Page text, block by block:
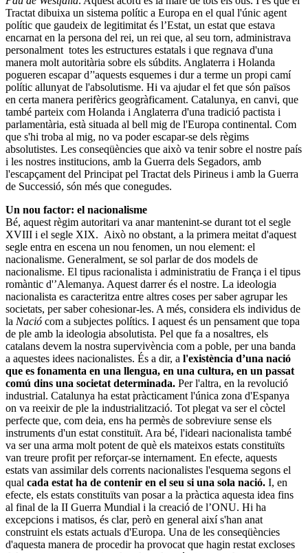
Tractat dibuixa un sistema polític a Europa en el qual l'únic agent
polític que gaudeix de legitimitat és l’Estat, un estat que estava
encarnat en la persona del rei, un rei que, al seu torn, administrava
personalment totes les estructures estatals i que regnava d'una
manera molt autoritària sobre els súbdits. Anglaterra i Holanda
pogueren escapar d’'aquests esquemes i dur a terme un propi camí
polític allunyat de l'absolutisme. Hi va ajudar el fet que són països
en certa manera perifèrics geogràficament. Catalunya, en canvi, que
també parteix com Holanda i Anglaterra d'una tradició pactista i
parlamentària, està situada al bell mig de l'Europa continental. Com
que s'hi troba al mig, no va poder escapar-se dels règims
absolutistes. Les conseqüències que això va tenir sobre el nostre país
i les nostres institucions, amb la Guerra dels Segadors, amb
l'escapçament del Principat pel Tractat dels Pirineus i amb la Guerra
de Successió, són més que conegudes.
Un nou factor: el nacionalisme
Bé, aquest règim autoritari va anar mantenint-se durant tot el segle
XVIII i el segle XIX. Això no obstant, a la primera meitat d'aquest
segle entra en escena un nou fenomen, un nou element: el
nacionalisme. Generalment, se sol parlar de dos models de
nacionalisme. El tipus racionalista i administratiu de França i el tipus
romàntic d'’Alemanya. Aquest darrer és el nostre. La ideologia
nacionalista es caracteritza entre altres coses per saber agrupar les
societats, per saber cohesionar-les. A més, considera els individus de
la Nació com a subjectes polítics. I aquest és un pensament que topa
de ple amb la ideologia absolutista. Pel que fa a nosaltres, els
catalans devem la nostra supervivència com a poble, per una banda
a aquestes idees nacionalistes. És a dir, a l'existència d’una nació
que es fonamenta en una llengua, en una cultura, en un passat
comú dins una societat determinada. Per l'altra, en la revolució
industrial. Catalunya ha estat pràcticament l'única zona d'Espanya
on va reeixir de ple la industrialització. Tot plegat va ser el còctel
perfecte que, com deia, ens ha permès de sobreviure sense els
instruments d'un estat constituït. Ara bé, l'ideari nacionalista també
va ser una arma molt potent de què els mateixos estats constituïts
van treure profit per reforçar-se internament. En efecte, aquests
estats van assimilar dels corrents nacionalistes l'esquema segons el
qual cada estat ha de contenir en el seu si una sola nació. I, en
efecte, els estats constituïts van posar a la pràctica aquesta idea fins
al final de la II Guerra Mundial i la creació de l’ONU. Hi ha
excepcions i matisos, és clar, però en general així s'han anat
construint els estats actuals d'Europa. Una de les conseqüències
d'aquesta manera de procedir ha provocat que hagin restat excloses